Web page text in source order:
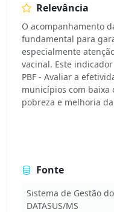
Relevância
O acompanhamento
fundamental para
especialmente
vacinal. Este
PBF - Avaliar a
municípios com baixa
pobreza e melhoria
Fonte
Sistema de Gestão
DATASUS/MS